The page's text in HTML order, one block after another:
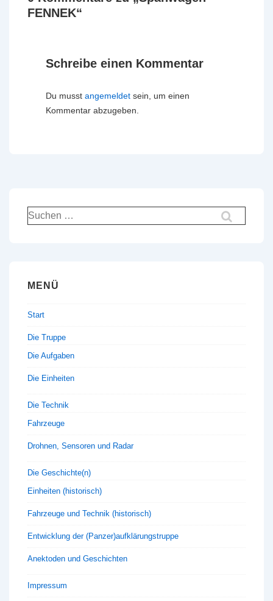
FENNEK“
Schreibe einen Kommentar
Du musst angemeldet sein, um einen
Kommentar abzugeben.
Suchen
nach:
MENÜ
Start
Die Truppe
Die Aufgaben
Die Einheiten
Die Technik
Fahrzeuge
Drohnen, Sensoren und Radar
Die Geschichte(n)
Einheiten (historisch)
Fahrzeuge und Technik (historisch)
Entwicklung der (Panzer)aufklärungstruppe
Anektoden und Geschichten
Impressum